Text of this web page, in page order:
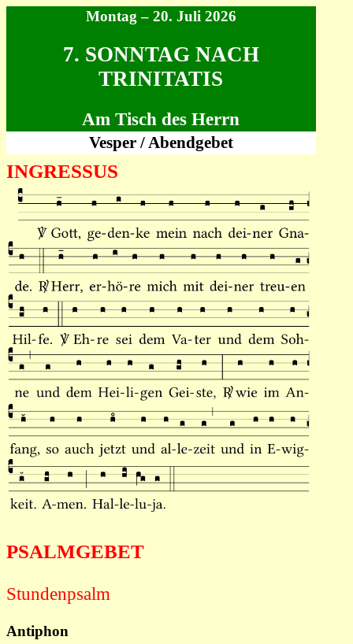
Montag – 20. Juli 2026
7. SONNTAG NACH
TRINITATIS
Am Tisch des Herrn
Vesper / Abendgebet
INGRESSUS
PSALMGEBET
Stundenpsalm
Antiphon